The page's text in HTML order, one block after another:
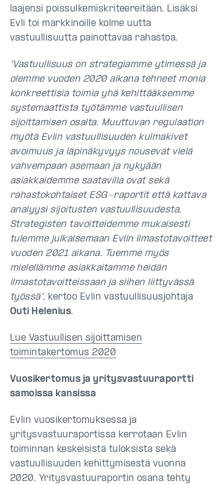
laajensi poissulkemiskriteereitään. Lisäksi
Evli toi markkinoille kolme uutta
vastuullisuutta painottavaa rahastoa.
“Vastuullisuus on strategiamme ytimessä ja
olemme vuoden 2020 aikana tehneet monia
konkreettisia toimia yhä kehittääksemme
systemaattista työtämme vastuullisen
sijoittamisen osalta. Muuttuvan regulaation
myötä Evlin vastuullisuuden kulmakivet
avoimuus ja läpinäkyvyys nousevat vielä
vahvempaan asemaan ja nykyään
asiakkaidemme saatavilla ovat sekä
rahastokohtaiset ESG-raportit että kattava
analyysi sijoitusten vastuullisuudesta.
Strategisten tavoitteidemme mukaisesti
tulemme julkaisemaan Evlin ilmastotavoitteet
vuoden 2021 aikana. Tuemme myös
mielellämme asiakkaitamme heidän
ilmastotavoitteissaan ja siihen liittyvässä
työssä”, kertoo Evlin vastuullisuusjohtaja
Outi Helenius.
Lue Vastuullisen sijoittamisen
toimintakertomus 2020
Vuosikertomus ja yritysvastuuraportti
samoissa kansissa
Evlin vuosikertomuksessa ja
yritysvastuuraportissa kerrotaan Evlin
toiminnan keskeisistä tuloksista sekä
vastuullisuuden kehittymisestä vuonna
2020. Yritysvastuuraportin osana tehty